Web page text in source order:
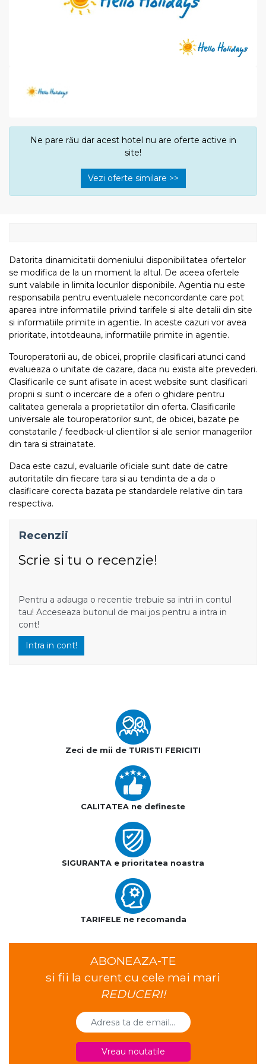
Ne pare rău dar acest hotel nu are oferte active in
site!
Vezi oferte similare >>
Datorita dinamicitatii domeniului disponibilitatea ofertelor
se modifica de la un moment la altul. De aceea ofertele
sunt valabile in limita locurilor disponibile. Agentia nu este
responsabila pentru eventualele neconcordante care pot
aparea intre informatiile privind tarifele si alte detalii din site
si informatiile primite in agentie. In aceste cazuri vor avea
prioritate, intotdeauna, informatiile primite in agentie.
Touroperatorii au, de obicei, propriile clasificari atunci cand
evalueaza o unitate de cazare, daca nu exista alte prevederi.
Clasificarile ce sunt afisate in acest website sunt clasificari
proprii si sunt o incercare de a oferi o ghidare pentru
calitatea generala a proprietatilor din oferta. Clasificarile
universale ale touroperatorilor sunt, de obicei, bazate pe
constatarile / feedback-ul clientilor si ale senior managerilor
din tara si strainatate.
Daca este cazul, evaluarile oficiale sunt date de catre
autoritatile din fiecare tara si au tendinta de a da o
clasificare corecta bazata pe standardele relative din tara
respectiva.
Recenzii
Scrie si tu o recenzie!
Pentru a adauga o recentie trebuie sa intri in contul
tau! Acceseaza butonul de mai jos pentru a intra in
cont!
Intra in cont!
Zeci de mii de TURISTI FERICITI
CALITATEA ne defineste
SIGURANTA e prioritatea noastra
TARIFELE ne recomanda
ABONEAZA-TE
si fii la curent cu cele mai mari
REDUCERI!
Vreau noutatile